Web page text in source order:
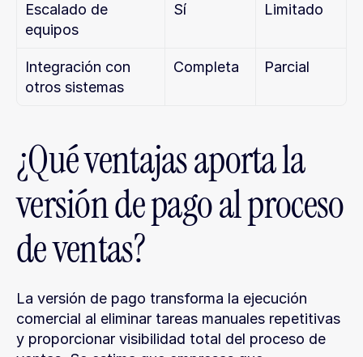
Escalado de
equipos
Sí Limitado
Integración con
otros sistemas
Completa Parcial
¿Qué ventajas aporta la
versión de pago al proceso
de ventas?
La versión de pago transforma la ejecución
comercial al eliminar tareas manuales repetitivas
y proporcionar visibilidad total del proceso de